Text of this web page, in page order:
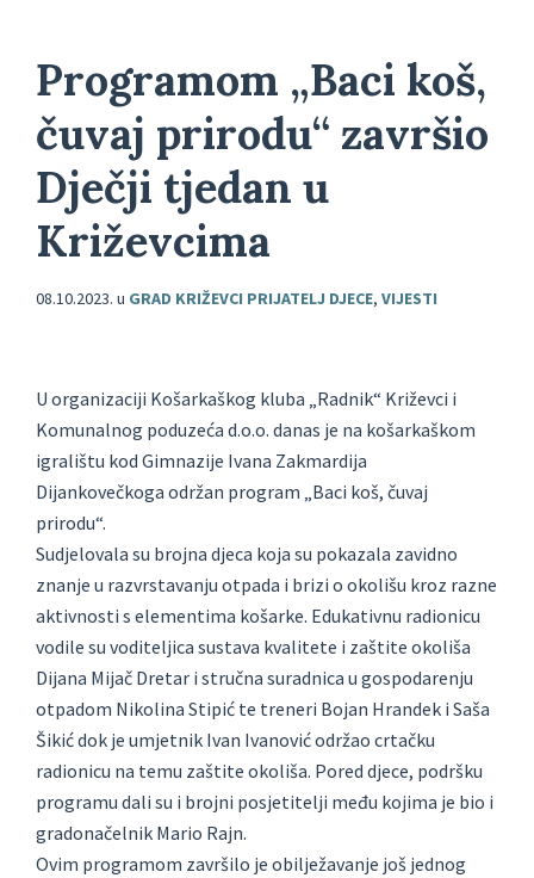
Programom „Baci koš,
čuvaj prirodu“ završio
Dječji tjedan u
Križevcima
08.10.2023. u GRAD KRIŽEVCI PRIJATELJ DJECE, VIJESTI
U organizaciji Košarkaškog kluba „Radnik“ Križevci i
Komunalnog poduzeća d.o.o. danas je na košarkaškom
igralištu kod Gimnazije Ivana Zakmardija
Dijankovečkoga održan program „Baci koš, čuvaj
prirodu“.
Sudjelovala su brojna djeca koja su pokazala zavidno
znanje u razvrstavanju otpada i brizi o okolišu kroz razne
aktivnosti s elementima košarke. Edukativnu radionicu
vodile su voditeljica sustava kvalitete i zaštite okoliša
Dijana Mijač Dretar i stručna suradnica u gospodarenju
otpadom Nikolina Stipić te treneri Bojan Hrandek i Saša
Šikić dok je umjetnik Ivan Ivanović održao crtačku
radionicu na temu zaštite okoliša. Pored djece, podršku
programu dali su i brojni posjetitelji među kojima je bio i
gradonačelnik Mario Rajn.
Ovim programom završilo je obilježavanje još jednog